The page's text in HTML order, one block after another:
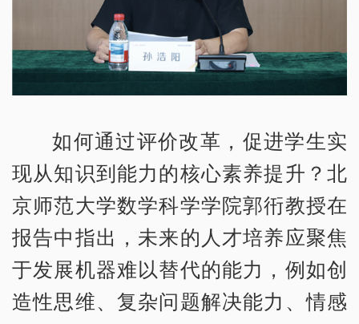
如何通过评价改革，促进学生实
现从知识到能力的核心素养提升？北
京师范大学数学科学学院郭衎教授在
报告中指出，未来的人才培养应聚焦
于发展机器难以替代的能力，例如创
造性思维、复杂问题解决能力、情感